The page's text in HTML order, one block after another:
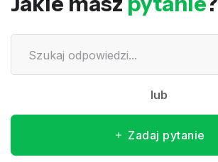
lub
Zadaj pytanie